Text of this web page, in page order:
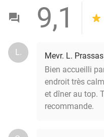
9,1
L.
Mevr. L. Prassas
Bien accueilli
endroit très
et dîner au top.
recommande.